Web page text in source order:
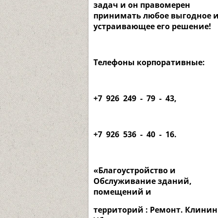
задач и он правомерен
принимать любое выгодное
устраивающее его решение!
Телефоны корпоративные:
+7 926 249 - 79 - 43,
+7 926 536 - 40 - 16.
«Благоустройство и
Обслуживание зданий,
помещений и
территорий : Ремонт.